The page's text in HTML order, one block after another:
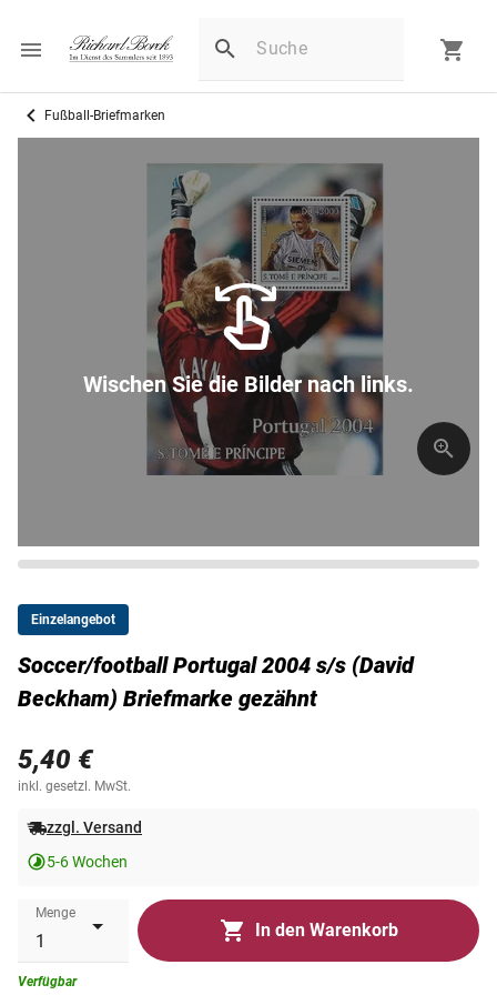
Fußball-Briefmarken
Wischen Sie die Bilder nach links.
Einzelangebot
Soccer/football Portugal 2004 s/s (David
Beckham) Briefmarke gezähnt
5,40 €
inkl. gesetzl. MwSt.
zzgl. Versand
5-6 Wochen
Menge
In den Warenkorb
Verfügbar